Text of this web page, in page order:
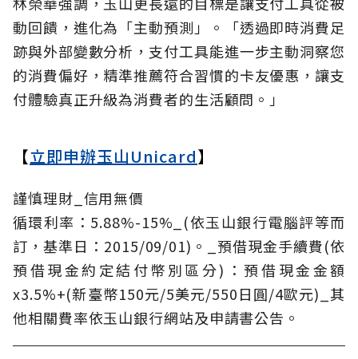
動回饋，進化為「主動預測」。「透過即時消費足
跡與外部變數分析，支付工具能進一步主動洞察您
的消費偏好，精準推薦符合習慣的卡友優惠，讓支
付體驗真正升級為消費者的生活顧問。」
【立即申辦玉山Unicard】
謹慎理財_信用無價
循環利率：5.88%-15%_(依玉山銀行電腦評等而
訂，基準日：2015/09/01)。_預借現金手續費(依
預借現金約定結付幣別區分)：預借現金金額
x3.5%+(新臺幣150元/5美元/550日圓/4歐元)_其
他相關費率依玉山銀行網站及申請書公告。